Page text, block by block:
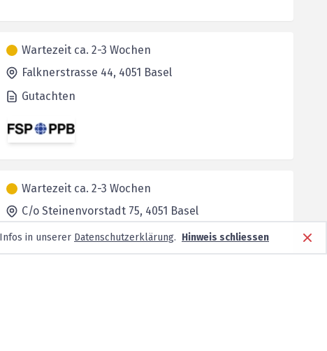
Wartezeit ca. 2-3 Wochen
Falknerstrasse 44, 4051 Basel
Gutachten
Wartezeit ca. 2-3 Wochen
C/o Steinenvorstadt 75, 4051 Basel
in unserer Datenschutzerklärung. Hinweis schliessen